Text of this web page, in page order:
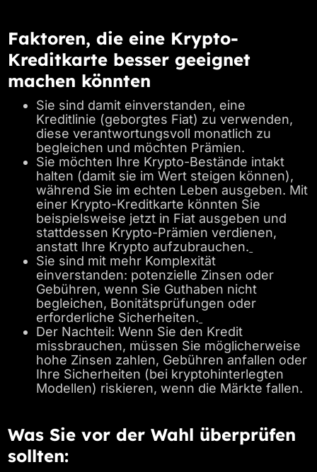
Faktoren, die eine Krypto-
Kreditkarte besser geeignet
machen könnten
Sie sind damit einverstanden, eine
Kreditlinie (geborgtes Fiat) zu verwenden,
diese verantwortungsvoll monatlich zu
begleichen und möchten Prämien.
Sie möchten Ihre Krypto-Bestände intakt
halten (damit sie im Wert steigen können),
während Sie im echten Leben ausgeben. Mit
einer Krypto-Kreditkarte könnten Sie
beispielsweise jetzt in Fiat ausgeben und
stattdessen Krypto-Prämien verdienen,
anstatt Ihre Krypto aufzubrauchen.
Sie sind mit mehr Komplexität
einverstanden: potenzielle Zinsen oder
Gebühren, wenn Sie Guthaben nicht
begleichen, Bonitätsprüfungen oder
erforderliche Sicherheiten.
Der Nachteil: Wenn Sie den Kredit
missbrauchen, müssen Sie möglicherweise
hohe Zinsen zahlen, Gebühren anfallen oder
Ihre Sicherheiten (bei kryptohinterlegten
Modellen) riskieren, wenn die Märkte fallen.
Was Sie vor der Wahl überprüfen
sollten: